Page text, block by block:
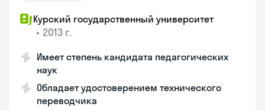
Курский государственный университет
• 2013 г.
Имеет степень кандидата педагогических
наук
Обладает удостоверением технического
переводчика